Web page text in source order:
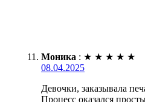
Моника : ★ ★ ★ ★ ★
08.04.2025
Девочки, заказывала
Процесс оказался